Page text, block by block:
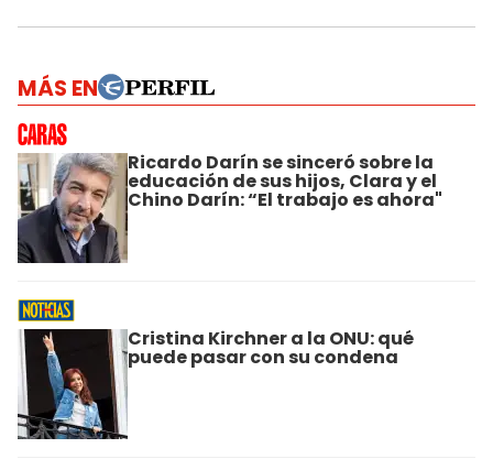
MÁS EN
Ricardo Darín se sinceró sobre la
educación de sus hijos, Clara y el
Chino Darín: “El trabajo es ahora"
Cristina Kirchner a la ONU: qué
puede pasar con su condena